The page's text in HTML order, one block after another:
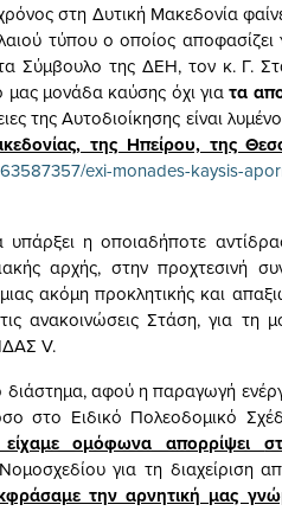
στη Δυτική Μακεδονία
τύπου ο οποίος αποφασίζει
Σύμβουλο της ΔΕΗ, τον κ. Γ.
μονάδα καύσης όχι γιατα
της Αυτοδιοίκησης είναι
της Ηπείρου, της
exi-monades-kaysis-
η οποιαδήποτε
αρχής, στην προχτεσινή
ακόμη προκλητικής και
ανακοινώσεις Στάση, για τη
V.
αφού η παραγωγή
στο Ειδικό Πολεοδομικό
ομόφωνα απορρίψει
για τη διαχείριση
την αρνητική μας